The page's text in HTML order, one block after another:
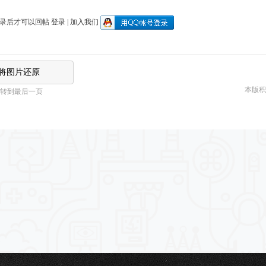
后才可以回帖 登录| 加入我们
图片还原
本版
到最后一页